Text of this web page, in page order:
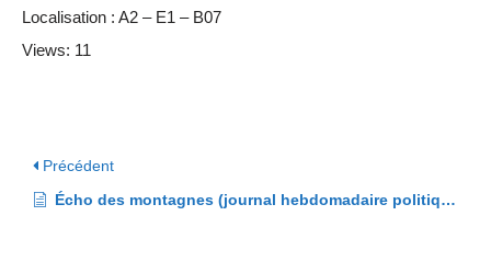
Localisation : A2 – E1 – B07
Views: 11
Précédent
Écho des montagnes (journal hebdomadaire politique et agricole – 1893)